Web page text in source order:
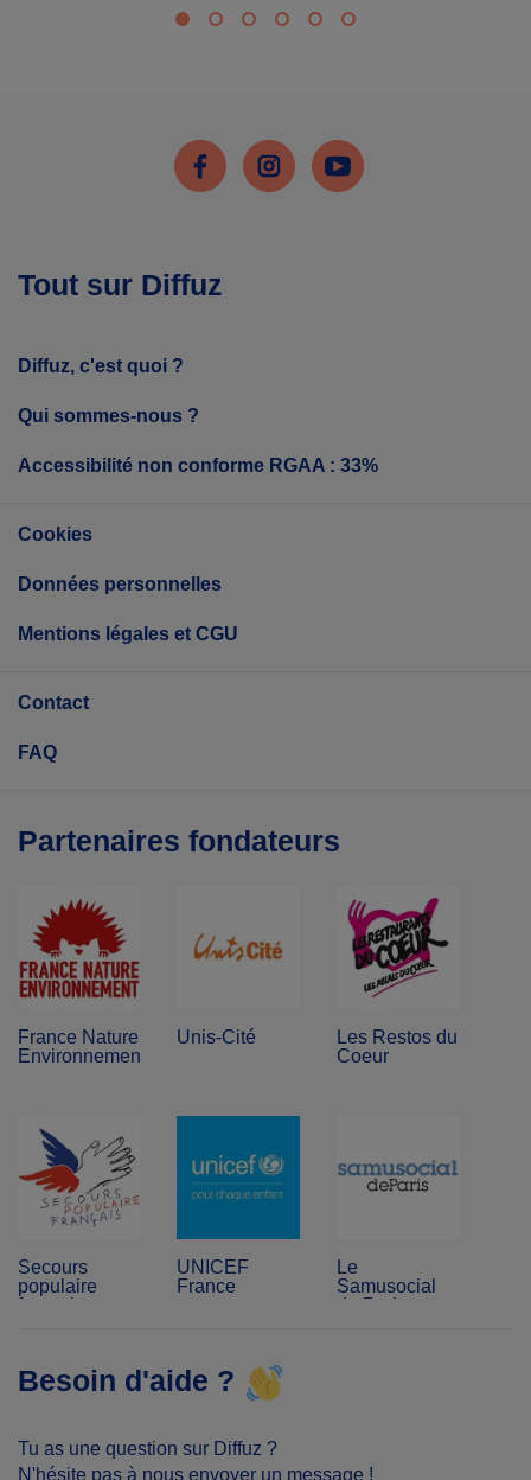
FacebookInstagramYoutube
Tout sur Diffuz
Diffuz, c'est quoi ?
Qui sommes-nous ?
Accessibilité non conforme RGAA : 33%
Cookies
Données personnelles
Mentions légales et CGU
Contact
FAQ
Partenaires fondateurs
France Nature
Environnement
Unis-Cité
Les Restos du
Coeur
Secours
populaire
français
UNICEF
France
Le
Samusocial
de Paris
Besoin d'aide ?
Tu as une question sur Diffuz ?
N'hésite pas à nous envoyer un message !